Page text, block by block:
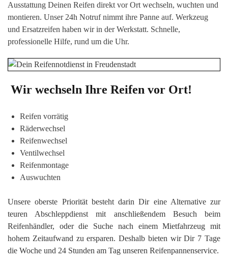
Ausstattung Deinen Reifen direkt vor Ort wechseln, wuchten und
montieren. Unser 24h Notruf nimmt ihre Panne auf. Werkzeug
und Ersatzreifen haben wir in der Werkstatt. Schnelle,
professionelle Hilfe, rund um die Uhr.
Wir wechseln Ihre Reifen vor Ort!
Reifen vorrätig
Räderwechsel
Reifenwechsel
Ventilwechsel
Reifenmontage
Auswuchten
Unsere oberste Priorität besteht darin Dir eine Alternative zur
teuren Abschleppdienst mit anschließendem Besuch beim
Reifenhändler, oder die Suche nach einem Mietfahrzeug mit
hohem Zeitaufwand zu ersparen. Deshalb bieten wir Dir 7 Tage
die Woche und 24 Stunden am Tag unseren Reifenpannenservice.